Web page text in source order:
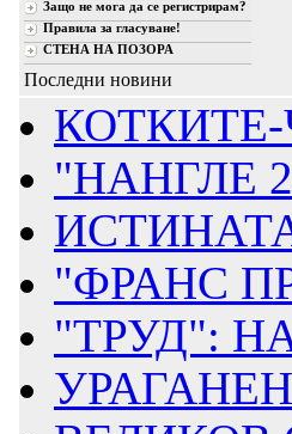
Защо не мога да се регистрирам?
Правила за гласуване!
СТЕНА НА ПОЗОРА
Последни новини
"НАНГЛЕ
"ФРАНС
"ТРУД":